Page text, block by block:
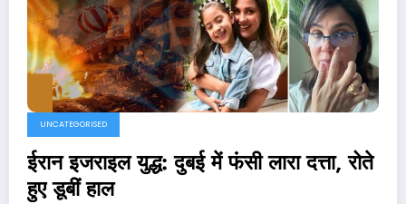
UNCATEGORISED
ईरान इजराइल युद्ध: दुबई में फंसी लारा दत्ता, रोते
हुए डूबीं हाल